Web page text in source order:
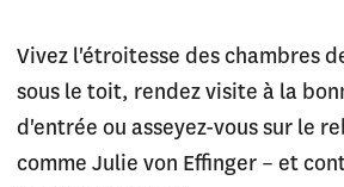
Vivez l'étroitesse des chambres
sous le toit, rendez visite à la
d'entrée ou asseyez-vous sur le
comme Julie von Effinger – et